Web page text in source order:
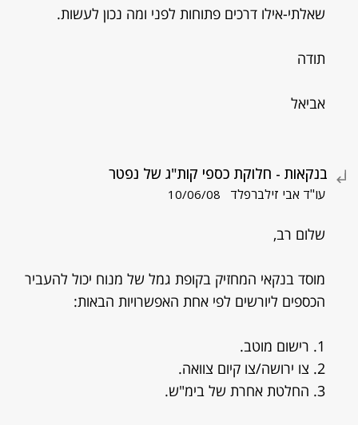
שאלתי-אילו דרכים פתוחות לפני ומה נכון לעשות.
תודה
אביאל
בנקאות - חלוקת כספי קות"ג של נפטר
עו"ד אבי זילברפלד 10/06/08
שלום רב,
מוסד בנקאי המחזיק בקופת גמל של מנוח יכול להעביר
הכספים ליורשים לפי אחת האפשרויות הבאות:
1. רישום מוטב.
2. צו ירושה/צו קיום צוואה.
3. החלטת אחרת של בימ"ש.